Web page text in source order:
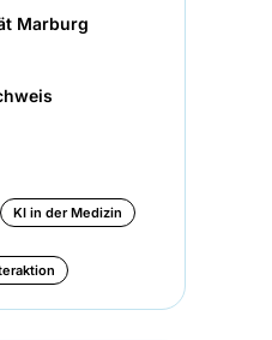
Marburg
KI in der Medizin